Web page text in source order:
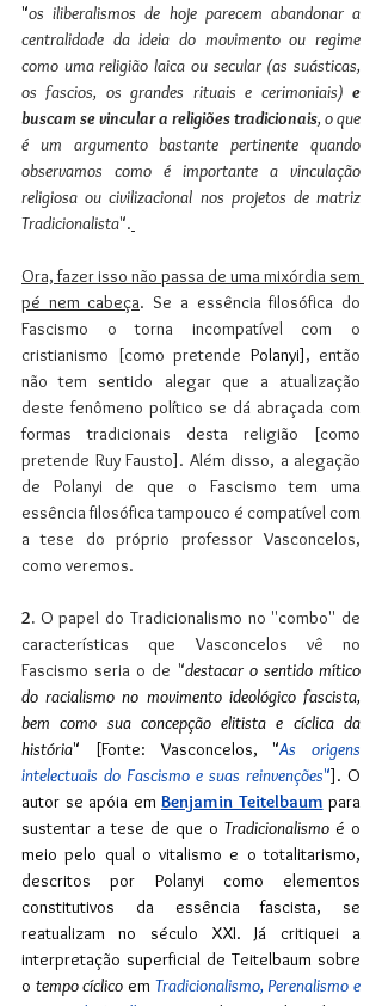
"os iliberalismos de hoje parecem abandonar a
centralidade da ideia do movimento ou regime
como uma religião laica ou secular (as suásticas,
os fascios, os grandes rituais e cerimoniais) e
buscam se vincular a religiões tradicionais, o que
é um argumento bastante pertinente quando
observamos como é importante a vinculação
religiosa ou civilizacional nos projetos de matriz
Tradicionalista".
Ora, fazer isso não passa de uma mixórdia sem
pé nem cabeça. Se a essência filosófica do
Fascismo o torna incompatível com o
cristianismo [como pretende Polanyi], então
não tem sentido alegar que a atualização
deste fenômeno político se dá abraçada com
formas tradicionais desta religião [como
pretende Ruy Fausto]. Além disso, a alegação
de Polanyi de que o Fascismo tem uma
essência filosófica tampouco é compatível com
a tese do próprio professor Vasconcelos,
como veremos.
2. O papel do Tradicionalismo no ''combo'' de
características que Vasconcelos vê no
Fascismo seria o de "destacar o sentido mítico
do racialismo no movimento ideológico fascista,
bem como sua concepção elitista e cíclica da
história" [Fonte: Vasconcelos, "As origens
intelectuais do Fascismo e suas reinvenções"]. O
autor se apóia em Benjamin Teitelbaum para
sustentar a tese de que o Tradicionalismo é o
meio pelo qual o vitalismo e o totalitarismo,
descritos por Polanyi como elementos
constitutivos da essência fascista, se
reatualizam no século XXI. Já critiquei a
interpretação superficial de Teitelbaum sobre
o tempo cíclico em Tradicionalismo, Perenalismo e